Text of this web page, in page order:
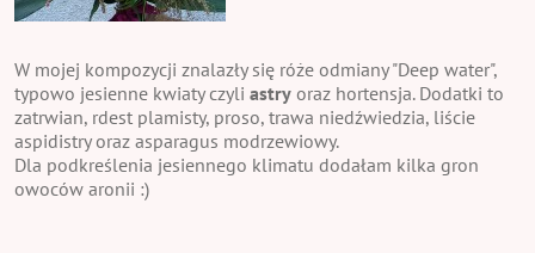
W mojej kompozycji znalazły się róże odmiany "Deep water",
typowo jesienne kwiaty czyli astry oraz hortensja. Dodatki to
zatrwian, rdest plamisty, proso, trawa niedźwiedzia, liście
aspidistry oraz asparagus modrzewiowy.
Dla podkreślenia jesiennego klimatu dodałam kilka gron
owoców aronii :)